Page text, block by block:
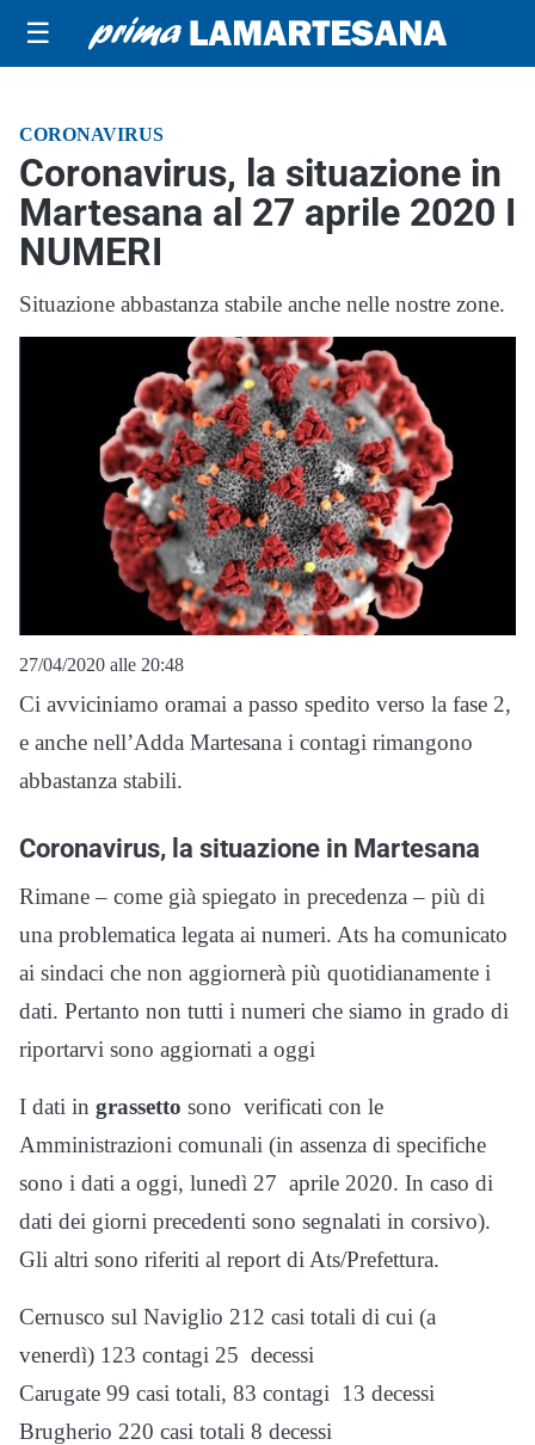
☰
CORONAVIRUS
Coronavirus, la situazione in
Martesana al 27 aprile 2020 I
NUMERI
Situazione abbastanza stabile anche nelle nostre zone.
27/04/2020 alle 20:48
Ci avviciniamo oramai a passo spedito verso la fase 2,
e anche nell’Adda Martesana i contagi rimangono
abbastanza stabili.
Coronavirus, la situazione in Martesana
Rimane – come già spiegato in precedenza – più di
una problematica legata ai numeri. Ats ha comunicato
ai sindaci che non aggiornerà più quotidianamente i
dati. Pertanto non tutti i numeri che siamo in grado di
riportarvi sono aggiornati a oggi
I dati in grassetto sono verificati con le
Amministrazioni comunali (in assenza di specifiche
sono i dati a oggi, lunedì 27 aprile 2020. In caso di
dati dei giorni precedenti sono segnalati in corsivo).
Gli altri sono riferiti al report di Ats/Prefettura.
Cernusco sul Naviglio 212 casi totali di cui (a
venerdì) 123 contagi 25 decessi
Carugate 99 casi totali, 83 contagi 13 decessi
Brugherio 220 casi totali 8 decessi